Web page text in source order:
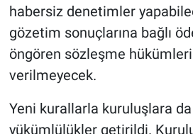
habersiz denetimler
gözetim sonuçlarına bağlı
öngören sözleşme
verilmeyecek.
Yeni kurallarla kuruluşlara
yükümlülükler getirildi.